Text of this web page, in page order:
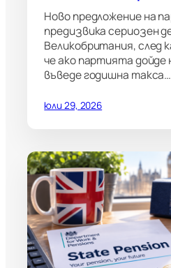
Ново предложение на
предизвика сериозен
Великобритания, след
че ако партията
въведе годишна такса…
юли 29, 2026